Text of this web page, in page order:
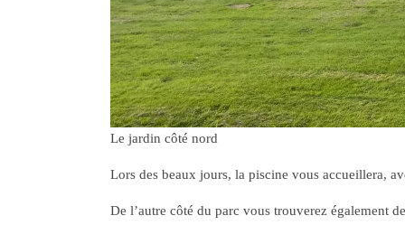
Le jardin côté nord
Lors des beaux jours, la piscine vous accueillera,
De l’autre côté du parc vous trouverez également